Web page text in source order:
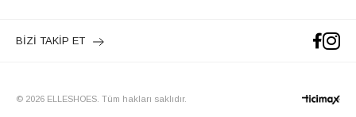
BİZİ TAKİP ET
© 2026 ELLESHOES. Tüm hakları saklıdır.